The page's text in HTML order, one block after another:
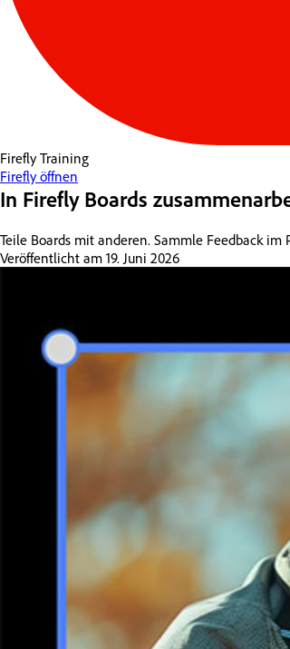
FireflyTraining
Firefly öffnen
In Firefly Boards
Teile Boards mit anderen. Sammle Feedback
Veröffentlicht am 19. Juni 2026